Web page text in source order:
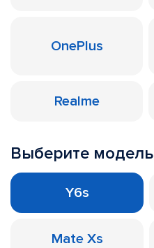
OnePlus
Realme
Выберите модель
Y6s
Mate Xs